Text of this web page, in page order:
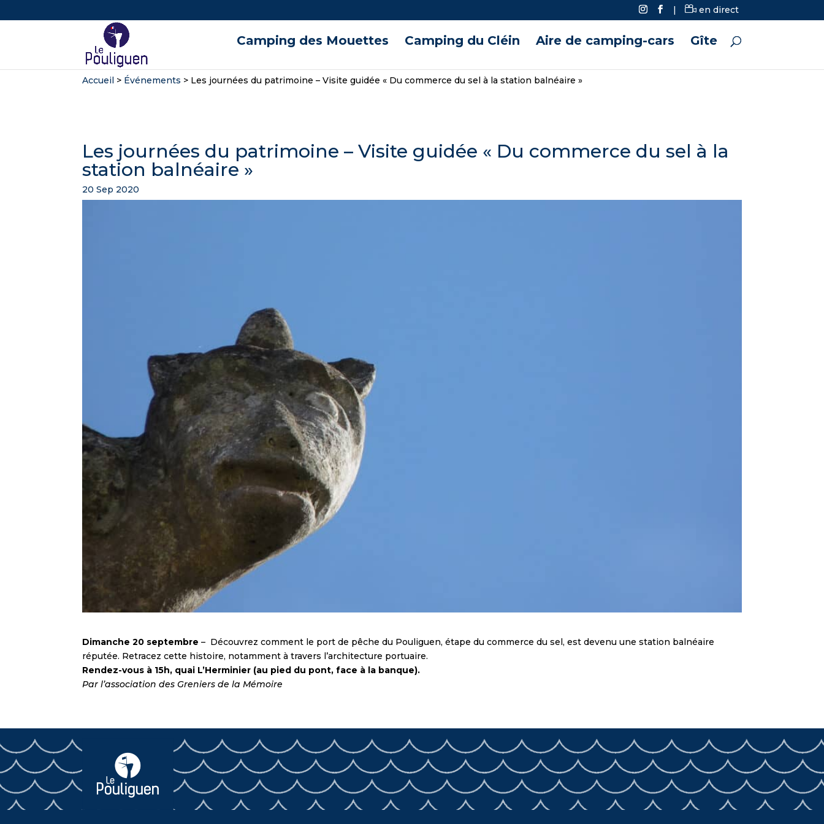
| en direct
Camping des Mouettes Camping du Cléin Aire de camping-cars Gîte
Accueil > Événements > Les journées du patrimoine – Visite guidée « Du commerce du sel à la station balnéaire »
Les journées du patrimoine – Visite guidée « Du commerce du sel à la
station balnéaire »
20 Sep 2020
Dimanche 20 septembre – Découvrez comment le port de pêche du Pouliguen, étape du commerce du sel, est devenu une station balnéaire
réputée. Retracez cette histoire, notamment à travers l’architecture portuaire.
Rendez-vous à 15h, quai L’Herminier (au pied du pont, face à la banque).
Par l’association des Greniers de la Mémoire